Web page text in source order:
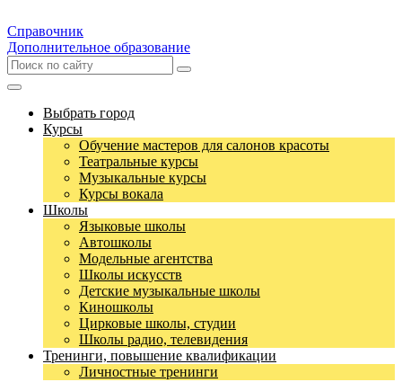
Справочник
Дополнительное образование
Выбрать город
Курсы
Обучение мастеров для салонов красоты
Театральные курсы
Музыкальные курсы
Курсы вокала
Школы
Языковые школы
Автошколы
Модельные агентства
Школы искусств
Детские музыкальные школы
Киношколы
Цирковые школы, студии
Школы радио, телевидения
Тренинги, повышение квалификации
Личностные тренинги